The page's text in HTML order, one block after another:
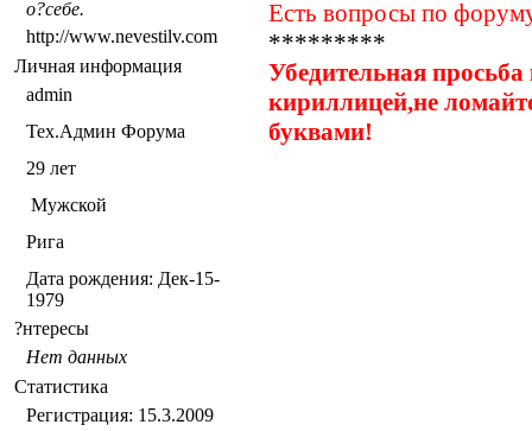
о?себе.
http://www.nevestilv.com
Личная информация
admin
Тех.Админ Форума
29 лет
Мужской
Рига
Дата рождения: Дек-15-
1979
?нтересы
Нет данных
Статистика
Регистрация: 15.3.2009
Есть вопросы по
*********
Убедительная
кириллицей,не
буквами!